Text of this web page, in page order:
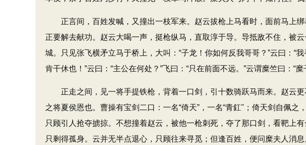
正言间，百姓发喊，又撞出一枝军来。赵云拔枪上马看时，面前马上绑
正要解去献功。赵云大喝一声，挺枪纵马，直取淳于导。导抵敌不住，被
城。只见张飞横矛立马于桥上，大叫：“子龙！你如何反我哥哥？”云曰：“
肯干休也！”云曰：“主公在何处？”飞曰：“只在前面不远。”云谓糜竺曰：
正走之间，见一将手提铁枪，背着一口剑，引十数骑跃马而来。赵云更
之将夏侯恩也。曹操有宝剑二口：一名“倚天”，一名“青釭"；倚天剑自佩
只顾引人抢夺掳掠。不想撞着赵云，被他一枪刺死，夺了那口剑，看靶上
只剩得孤身。云并无半点退心，只顾往来寻觅；但逢百姓，便问糜夫人消